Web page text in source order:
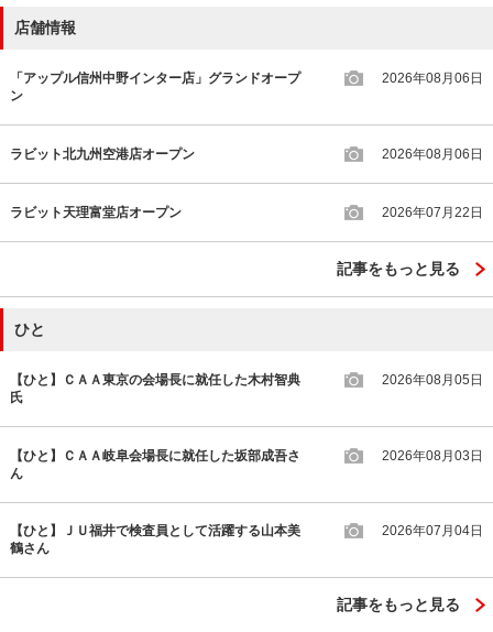
店舗情報
「アップル信州中野インター店」グランドオープ
ン
2026年08月06日
ラビット北九州空港店オープン 2026年08月06日
ラビット天理富堂店オープン 2026年07月22日
記事をもっと見る
ひと
【ひと】ＣＡＡ東京の会場長に就任した木村智典
氏
2026年08月05日
【ひと】ＣＡＡ岐阜会場長に就任した坂部成吾さ
ん
2026年08月03日
【ひと】ＪＵ福井で検査員として活躍する山本美
鶴さん
2026年07月04日
記事をもっと見る